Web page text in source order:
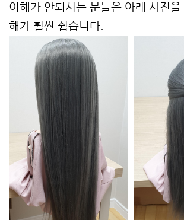
이해가 안되시는 분들은 아래 사진을
해가 훨씬 쉽습니다.